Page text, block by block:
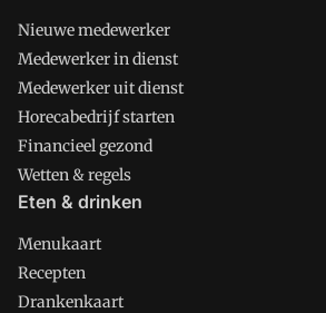
Nieuwe medewerker
Medewerker in dienst
Medewerker uit dienst
Horecabedrijf starten
Financieel gezond
Wetten & regels
Eten & drinken
Menukaart
Recepten
Drankenkaart